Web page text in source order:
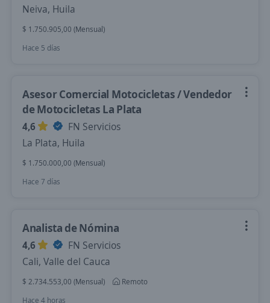
Neiva, Huila
$ 1.750.905,00 (Mensual)
Hace 5 días
Asesor Comercial Motocicletas / Vendedor
de Motocicletas La Plata
4,6
FN Servicios
La Plata, Huila
$ 1.750.000,00 (Mensual)
Hace 7 días
Analista de Nómina
4,6
FN Servicios
Cali, Valle del Cauca
$ 2.734.553,00 (Mensual)
Remoto
Hace 4 horas